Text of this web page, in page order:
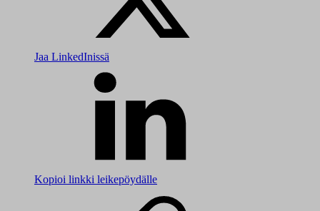
Jaa LinkedInissä
Kopioi linkki leikepöydälle